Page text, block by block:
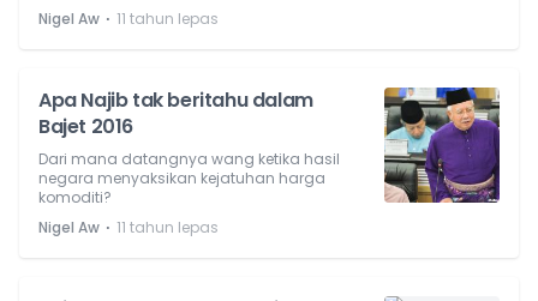
Nigel Aw ⋅ 11 tahun lepas
Apa Najib tak beritahu dalam
Bajet 2016
Dari mana datangnya wang ketika hasil
negara menyaksikan kejatuhan harga
komoditi?
Nigel Aw ⋅ 11 tahun lepas